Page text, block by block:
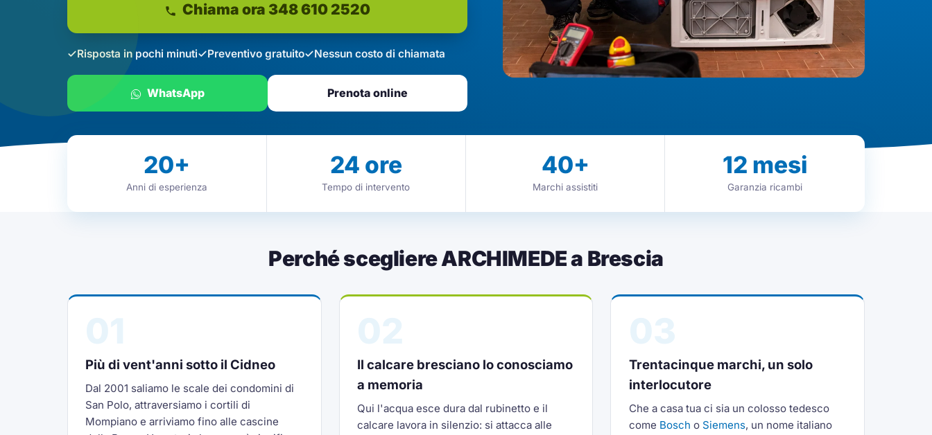
Chiama ora 348 610 2520
Risposta in pochi minuti Preventivo gratuito Nessun costo di chiamata
WhatsApp Prenota online
20+
Anni di esperienza
24 ore
Tempo di intervento
40+
Marchi assistiti
12 mesi
Garanzia ricambi
Perché scegliere ARCHIMEDE a Brescia
Più di vent'anni sotto il Cidneo
Dal 2001 saliamo le scale dei condomini di
San Polo, attraversiamo i cortili di
Mompiano e arriviamo fino alle cascine
Il calcare bresciano lo conosciamo
a memoria
Qui l'acqua esce dura dal rubinetto e il
calcare lavora in silenzio: si attacca alle
Trentacinque marchi, un solo
interlocutore
Che a casa tua ci sia un colosso tedesco
come Bosch o Siemens, un nome italiano